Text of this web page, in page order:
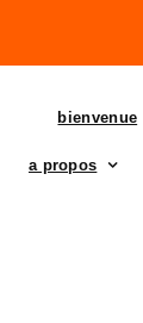
bienvenue
a propos